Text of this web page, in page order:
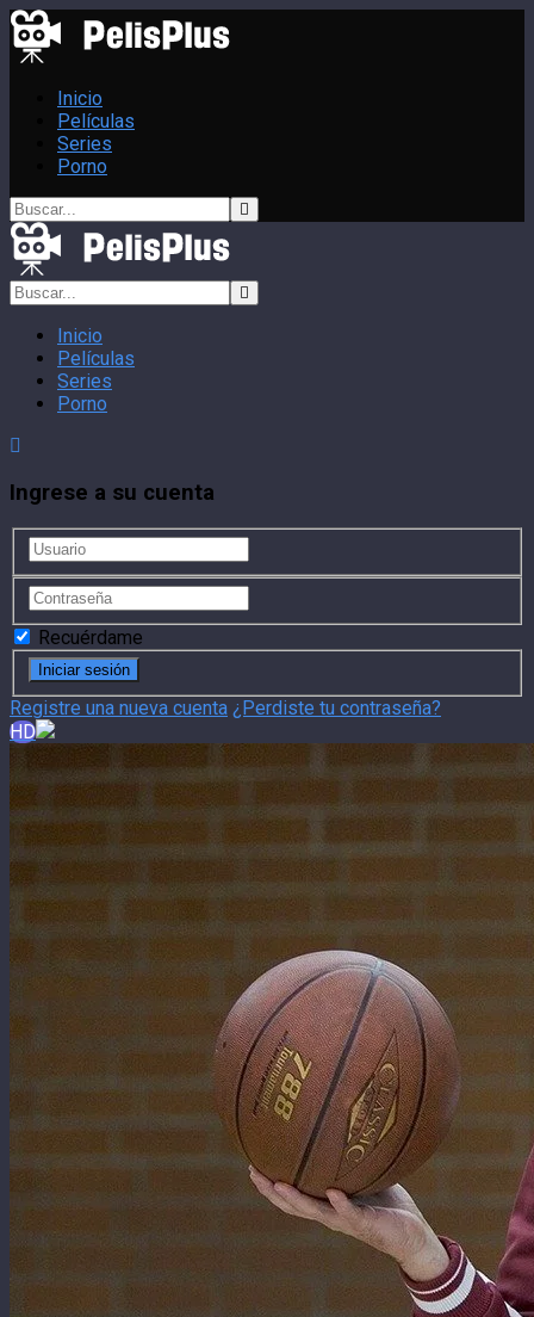
Inicio
Películas
Series
Porno
Inicio
Películas
Series
Porno
Ingrese a su cuenta
Recuérdame
Registre una nueva cuenta ¿Perdiste tu contraseña?
HD